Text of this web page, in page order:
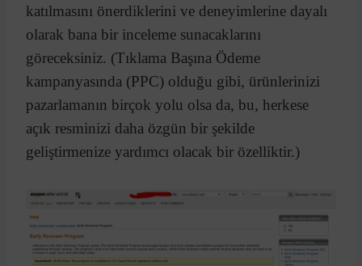
katılmasını önerdiklerini ve deneyimlerine dayalı
olarak bana bir inceleme sunacaklarını
göreceksiniz. (Tıklama Başına Ödeme
kampanyasında (PPC) olduğu gibi, ürünlerinizi
pazarlamanın birçok yolu olsa da, bu, herkese
açık resminizi daha özgün bir şekilde
geliştirmenize yardımcı olacak bir özelliktir.)